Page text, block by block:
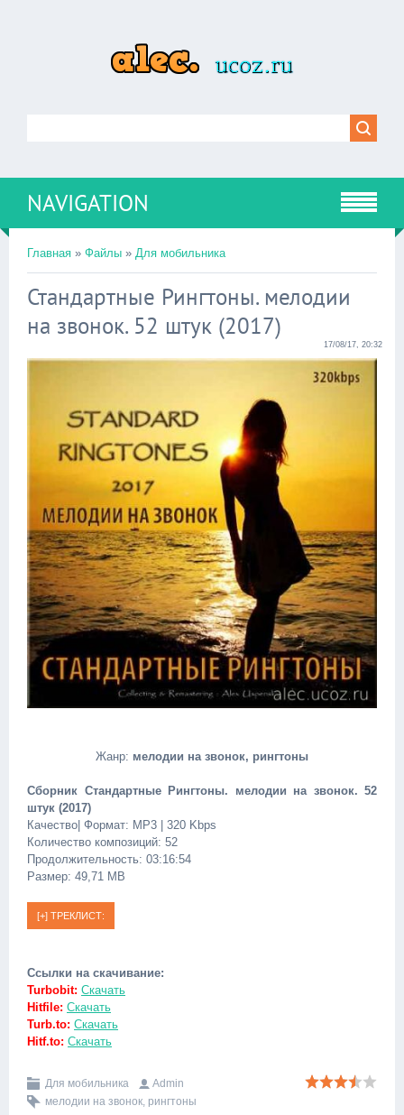
NAVIGATION
Главная » Файлы » Для мобильника
Стандартные Рингтоны. мелодии
на звонок. 52 штук (2017)
17/08/17, 20:32
Жанр: мелодии на звонок, рингтоны
Сборник Стандартные Рингтоны. мелодии на звонок. 52
штук (2017)
Качество| Формат: MP3 | 320 Kbps
Количество композиций: 52
Продолжительность: 03:16:54
Размер: 49,71 МB
Ссылки на скачивание:
Turbobit: Скачать
Hitfile: Скачать
Turb.to: Скачать
Hitf.to: Скачать
Для мобильника
Admin
мелодии на звонок, рингтоны